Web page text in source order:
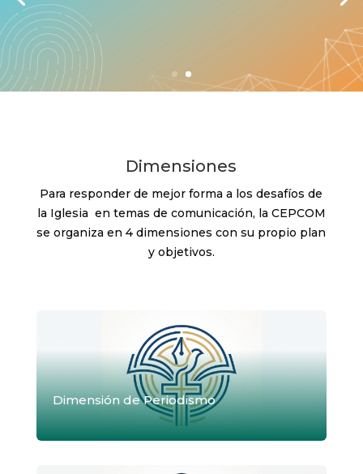
Ver más información
Dimensiones
Para responder de mejor forma a los desafíos de
la Iglesia en temas de comunicación, la CEPCOM
se organiza en 4 dimensiones con su propio plan
y objetivos.
Dimensión de Periodismo